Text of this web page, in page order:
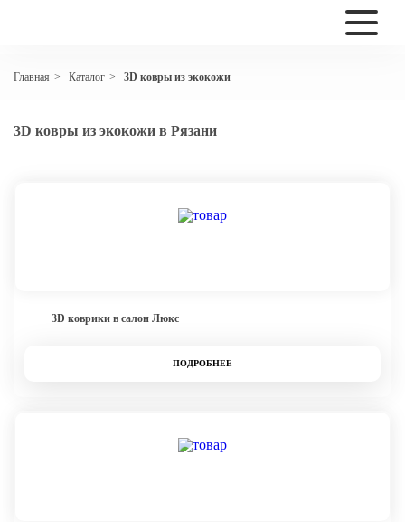
Главная > Каталог > 3D ковры из экокожи
3D ковры из экокожи в Рязани
3D коврики в салон Люкс
ПОДРОБНЕЕ